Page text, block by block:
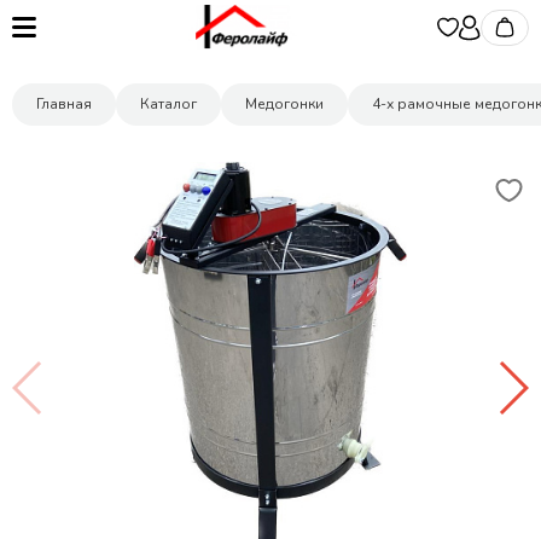
Главная Каталог Медогонки 4-х рамочные